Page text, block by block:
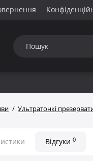
Ультратонкі
Відгуки 0